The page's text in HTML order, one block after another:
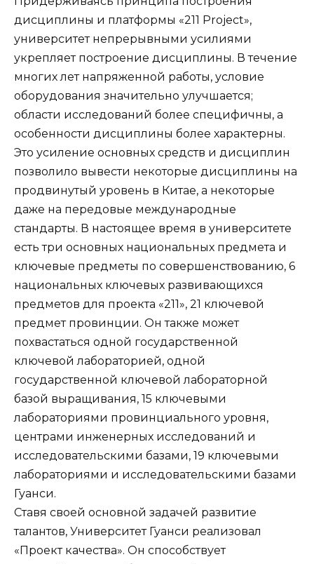
дисциплины и платформы «211 Project»,
университет непрерывными усилиями
укрепляет построение дисциплины. В течение
многих лет напряженной работы, условие
оборудования значительно улучшается;
области исследований более специфичны, а
особенности дисциплины более характерны.
Это усиление основных средств и дисциплин
позволило вывести некоторые дисциплины на
продвинутый уровень в Китае, а некоторые
даже на передовые международные
стандарты. В настоящее время в университете
есть три основных национальных предмета и
ключевые предметы по совершенствованию, 6
национальных ключевых развивающихся
предметов для проекта «211», 21 ключевой
предмет провинции. Он также может
похвастаться одной государственной
ключевой лабораторией, одной
государственной ключевой лабораторной
базой выращивания, 15 ключевыми
лабораториями провинциального уровня,
центрами инженерных исследований и
исследовательскими базами, 19 ключевыми
лабораториями и исследовательскими базами
Гуанси.
Ставя своей основной задачей развитие
талантов, Университет Гуанси реализовал
«Проект качества». Он способствует